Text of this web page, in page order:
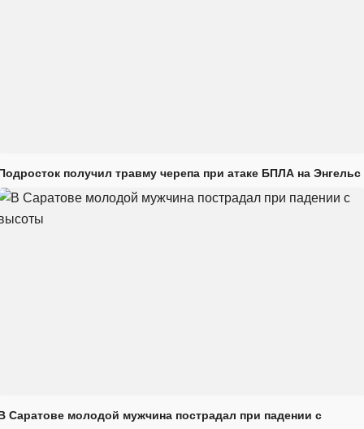
получил травму черепа при атаке БПЛА на Энгельс
Саратове молодой мужчина пострадал при падении с